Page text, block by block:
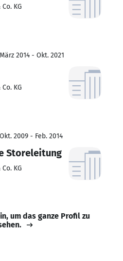
KG
2014 - Okt. 2021
KG
2009 - Feb. 2014
Storeleitung
KG
um das ganze Profil zu